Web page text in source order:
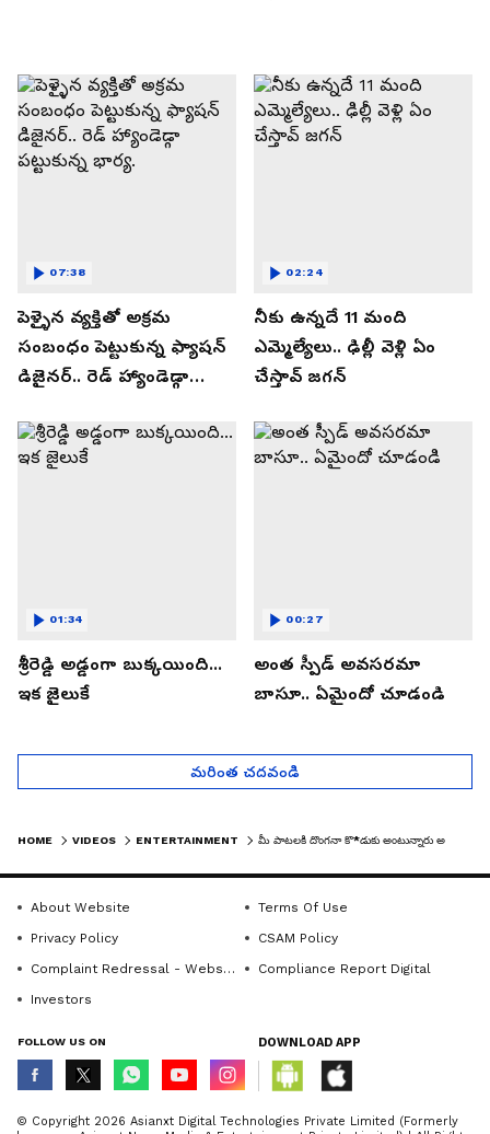
పెళ్ళైన వ్యక్తితో అక్రమ
సంబంధం పెట్టుకున్న ఫ్యాషన్
డిజైనర్.. రెడ్ హ్యాండెడ్గా
07:38
నీకు ఉన్నదే 11 మంది
ఎమ్మెల్యేలు.. ఢిల్లీ వెళ్లి ఏం
చేస్తావ్ జగన్
02:24
శ్రీరెడ్డి అడ్డంగా బుక్కయింది...
ఇక జైలుకే
01:34
అంత స్పీడ్ అవసరమా
బాసూ.. ఏమైందో చూడండి
00:27
మరింత చదవండి
HOME VIDEOS ENTERTAINMENT
About Website
Terms Of Use
Privacy Policy
CSAM Policy
Complaint Redressal - Website
Compliance Report Digital
Investors
FOLLOW US ON DOWNLOAD APP
© Copyright 2026 Asianxt Digital Technologies Private Limited (Formerly